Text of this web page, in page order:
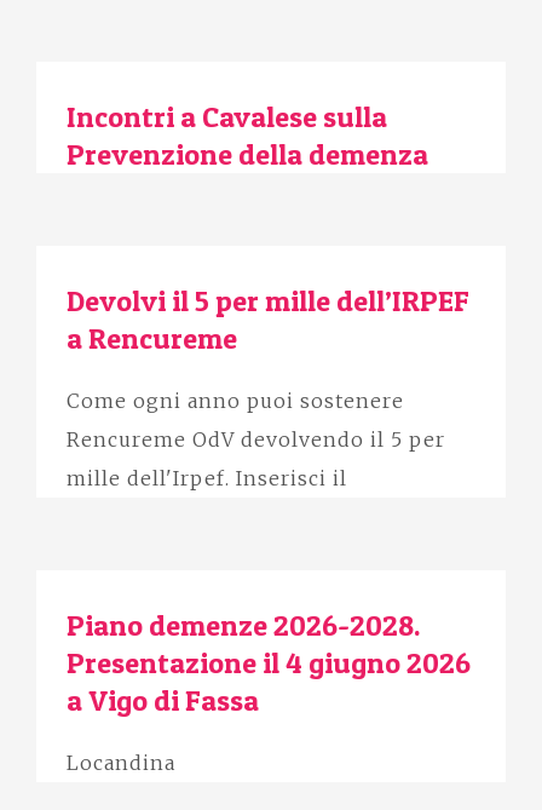
Incontri a Cavalese sulla
Prevenzione della demenza
Devolvi il 5 per mille dell’IRPEF
a Rencureme
Come ogni anno puoi sostenere
Rencureme OdV devolvendo il 5 per
mille dell'Irpef. Inserisci il
Piano demenze 2026-2028.
Presentazione il 4 giugno 2026
a Vigo di Fassa
Locandina